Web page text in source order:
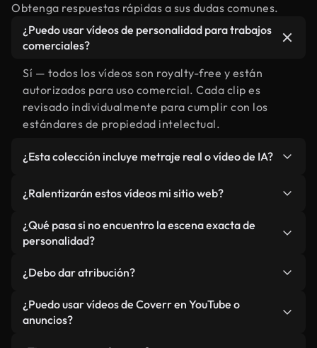
Obtenga respuestas rápidas a sus dudas comunes.
¿Puedo usar vídeos de personalidad para trabajos
comerciales?
Sí — todos los vídeos son royalty-free y están
autorizados para uso comercial. Cada clip es
revisado individualmente para cumplir con los
estándares de propiedad intelectual.
¿Esta colección incluye metraje real o vídeo de IA?
relacionado con personalidad y vídeos generados
por IA. Todo está claramente etiquetado.
¿Ralentizarán estos vídeos mi sitio web?
No si selecciona nuestras versiones optimizadas
para web, diseñadas específicamente para uso de
métricas como LCP.
¿Qué pasa si no encuentro la escena exacta de
personalidad?
Studio. Describe la escena, como "personalidad al
atardecer", y la IA la generará en segundos
conforme a nuestros estándares.
¿Debo dar atribución?
No es necesario. Todos los vídeos en nuestra
biblioteca son royalty-free, aunque siempre se
¿Puedo usar vídeos de Coverr en YouTube o
anuncios?